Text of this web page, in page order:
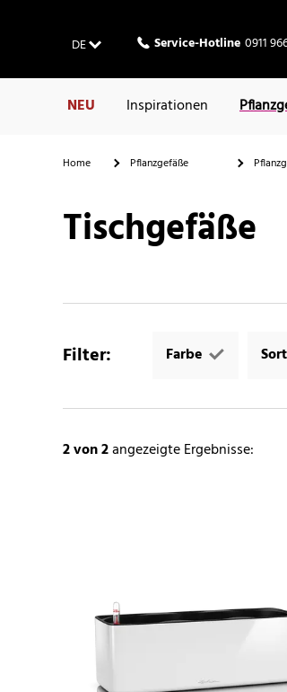
DE Service-Hotline 0911
NEU Inspirationen
Home Pflanzgefäße
Tischgefäße
Filter: Farbe
2von 2angezeigte Ergebnisse: